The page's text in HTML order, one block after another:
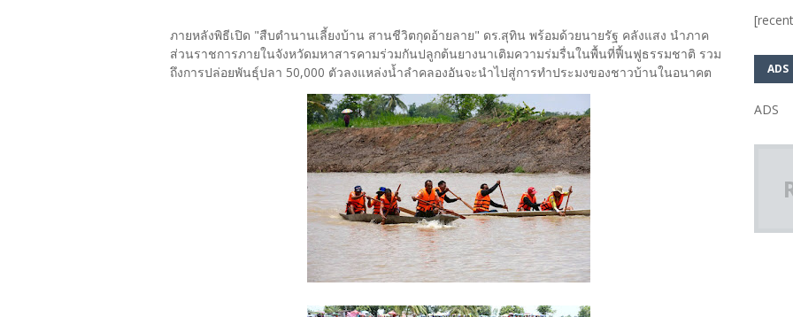
ภายหลังพิธีเปิด "สืบตำนานเลี้ยงบ้าน สานชีวิตกุดอ้ายลาย" ดร.สุทิน พร้อมด้วยนายรัฐ คลังแสง นำภาค
ส่วนราชการภายในจังหวัดมหาสารคามร่วมกันปลูกต้นยางนาเติมความร่มรื่นในพื้นที่ฟื้นฟูธรรมชาติ รวม
ถึงการปล่อยพันธุ์ปลา 50,000 ตัวลงแหล่งน้ำลำคลองอันจะนำไปสู่การทำประมงของชาวบ้านในอนาคต
ADS
ADS